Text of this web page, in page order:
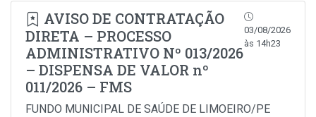
AVISO DE CONTRATAÇÃO
DIRETA – PROCESSO
ADMINISTRATIVO Nº 013/2026
– DISPENSA DE VALOR nº
011/2026 – FMS
03/08/2026
às 14h23
FUNDO MUNICIPAL DE SAÚDE DE LIMOEIRO/PE